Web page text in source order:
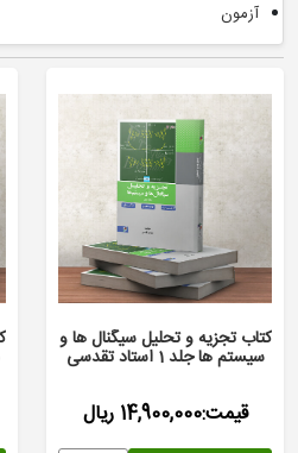
آزمون
کتاب تجزیه و تحلیل سیگنال ها و
سیستم ها جلد 1 استاد تقدسی
قیمت:14,900,000 ریال